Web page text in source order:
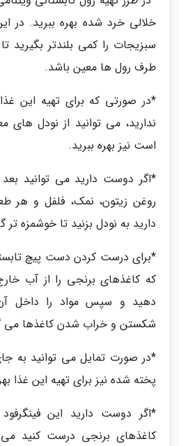
خلالی خرد شده بهره ببرید. در
سبزیجات را کمی بلندتر بگیرید
طرف رول ها معین باشد.
*در صورتی که برای تهیه این
ندارید، می توانید از نودل های
است نیز بهره ببرید.
*اگر دوست دارید می توانید
روغن زیتون، نمک، فلفل و هر
دارید به نودل بزنید تا خوشمزه تر
*برای درست کردن دست پیچ
که کاغذهای برنجی را از آب
دهید و سپس مواد را داخل آن
شکستن و خراب شدن کاغذها می
*در صورت تمایل می توانید به
پخته شده نیز برای تهیه این غذا
*اگر دوست دارید این
کاغذهای برنجی درست کنید